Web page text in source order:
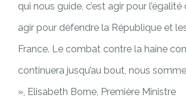
qui nous guide, c’est agir pour
agir pour défendre la République et
France. Le combat contre la haine
continuera jusqu’au bout, nous
», Elisabeth Borne, Première Ministre